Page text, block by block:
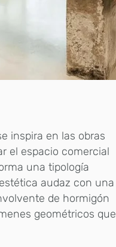
inspira en las obras
el espacio comercial
una tipología
audaz con una
de hormigón
geométricos que